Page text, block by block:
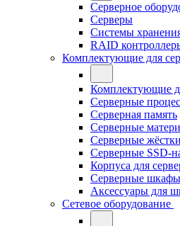
Серверное
Серверы
Системы
RAID
Комплектующие для
Комплектующие
Серверные
Серверная память
Серверные
Серверные
Серверные SSD-
Корпуса для
Серверные шкафы
Аксессуары для
Сетевое оборудование